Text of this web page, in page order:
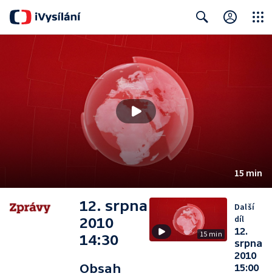
15 min
12. srpna
2010
14:30
Obsah
15 min
Další
díl
12.
srpna
2010
15:00